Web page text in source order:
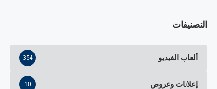
التصنيفات
ألعاب الفيديو 354
إعلانات وعروض 10